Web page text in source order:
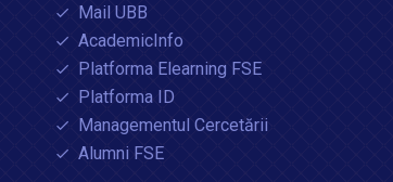
Mail UBB
AcademicInfo
Platforma Elearning FSE
Platforma ID
Managementul Cercetării
Alumni FSE